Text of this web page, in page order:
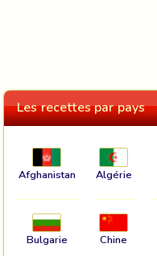
Les recettes par pays
Afghanistan Algérie
Bulgarie Chine